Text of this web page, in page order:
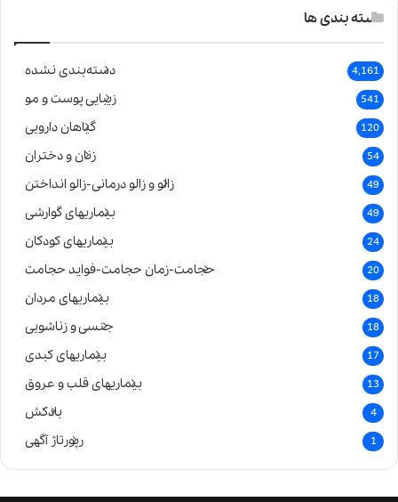
دسته بندی ها
دسته‌بندی نشده 4,161
زیبایی پوست و مو 541
گیاهان دارویی 120
زنان و دختران 54
زالو و زالو درمانی-زالو انداختن 49
بیماریهای گوارشی 49
بیماریهای کودکان 24
حجامت-زمان حجامت-فواید حجامت 20
بیماریهای مردان 18
جنسی و زناشویی 18
بیماریهای کبدی 17
بیماریهای قلب و عروق 13
بادکش 4
رپورتاژ آگهی 1